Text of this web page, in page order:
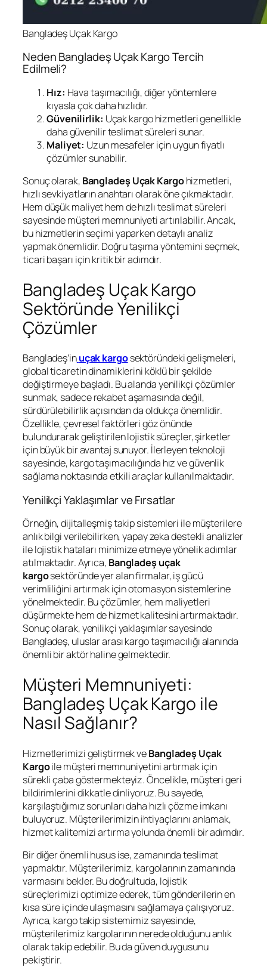
Bangladeş Uçak Kargo
Neden Bangladeş Uçak Kargo Tercih
Edilmeli?
Hız: Hava taşımacılığı, diğer yöntemlere
kıyasla çok daha hızlıdır.
Güvenilirlik: Uçak kargo hizmetleri genellikle
daha güvenilir teslimat süreleri sunar.
Maliyet: Uzun mesafeler için uygun fiyatlı
çözümler sunabilir.
Sonuç olarak, Bangladeş Uçak Kargohizmetleri,
hızlı sevkiyatların anahtarı olarak öne çıkmaktadır.
Hem düşük maliyet hem de hızlı teslimat süreleri
sayesinde müşteri memnuniyeti artırılabilir. Ancak,
bu hizmetlerin seçimi yaparken detaylı analiz
yapmak önemlidir. Doğru taşıma yöntemini seçmek,
ticari başarı için kritik bir adımdır.
Bangladeş Uçak Kargo
Sektöründe Yenilikçi
Çözümler
Bangladeş’inuçak kargosektöründeki gelişmeleri,
global ticaretin dinamiklerini köklü bir şekilde
değiştirmeye başladı. Bu alanda yenilikçi çözümler
sunmak, sadece rekabet aşamasında değil,
sürdürülebilirlik açısından da oldukça önemlidir.
Özellikle, çevresel faktörleri göz önünde
bulundurarak geliştirilen lojistik süreçler, şirketler
için büyük bir avantaj sunuyor. İlerleyen teknoloji
sayesinde, kargo taşımacılığında hız ve güvenlik
sağlama noktasında etkili araçlar kullanılmaktadır.
Yenilikçi Yaklaşımlar ve Fırsatlar
Örneğin, dijitalleşmiş takip sistemleri ile müşterilere
anlık bilgi verilebilirken, yapay zeka destekli analizler
ile lojistik hataları minimize etmeye yönelik adımlar
atılmaktadır. Ayrıca, Bangladeş uçak
kargosektöründe yer alan firmalar, iş gücü
verimliliğini artırmak için otomasyon sistemlerine
yönelmektedir. Bu çözümler, hem maliyetleri
düşürmekte hem de hizmet kalitesini artırmaktadır.
Sonuç olarak, yenilikçi yaklaşımlar sayesinde
Bangladeş, uluslar arası kargo taşımacılığı alanında
önemli bir aktör haline gelmektedir.
Müşteri Memnuniyeti:
Bangladeş Uçak Kargo ile
Nasıl Sağlanır?
Hizmetlerimizi geliştirmek veBangladeş Uçak
Kargoile müşteri memnuniyetini artırmak için
sürekli çaba göstermekteyiz. Öncelikle, müşteri geri
bildirimlerini dikkatle dinliyoruz. Bu sayede,
karşılaştığımız sorunları daha hızlı çözme imkanı
buluyoruz. Müşterilerimizin ihtiyaçlarını anlamak,
hizmet kalitemizi artırma yolunda önemli bir adımdır.
Bir diğer önemli husus ise, zamanında teslimat
yapmaktır. Müşterilerimiz, kargolarının zamanında
varmasını bekler. Bu doğrultuda, lojistik
süreçlerimizi optimize ederek, tüm gönderilerin en
kısa süre içinde ulaşmasını sağlamaya çalışıyoruz.
Ayrıca, kargo takip sistemimiz sayesinde,
müşterilerimiz kargolarının nerede olduğunu anlık
olarak takip edebilir. Bu da güven duygusunu
pekiştirir.